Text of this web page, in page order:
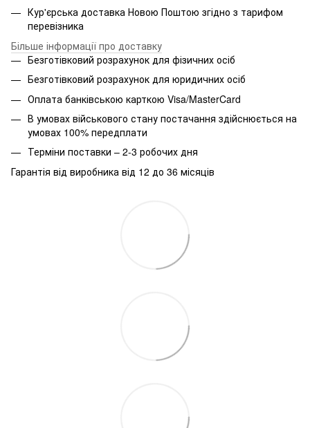
Кур'єрська доставка Новою Поштою згідно з тарифом
перевізника
Більше інформації про доставку
Безготівковий розрахунок для фізичних осіб
Безготівковий розрахунок для юридичних осіб
Оплата банківською карткою Visa/MasterCard
В умовах військового стану постачання здійснюється на
умовах 100% передплати
Терміни поставки – 2-3 робочих дня
Гарантія від виробника від 12 до 36 місяців